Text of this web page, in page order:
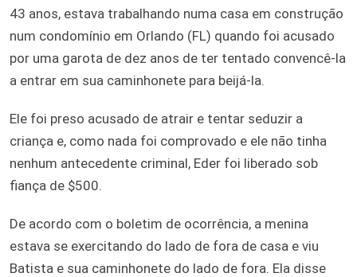
43 anos, estava trabalhando numa casa em construção
num condomínio em Orlando (FL) quando foi acusado
por uma garota de dez anos de ter tentado convencê-la
a entrar em sua caminhonete para beijá-la.
Ele foi preso acusado de atrair e tentar seduzir a
criança e, como nada foi comprovado e ele não tinha
nenhum antecedente criminal, Eder foi liberado sob
fiança de $500.
De acordo com o boletim de ocorrência, a menina
estava se exercitando do lado de fora de casa e viu
Batista e sua caminhonete do lado de fora. Ela disse